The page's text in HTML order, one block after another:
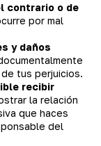
contrario o de
por mal
y daños
tus perjuicios.
recibir
la relación
que haces
del